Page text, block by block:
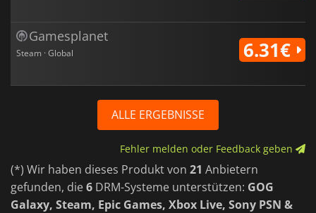
Gamesplanet
Steam · Global 6.31€
ALLE ERGEBNISSE
Fehler melden oder Feedback geben
(*) Wir haben dieses Produkt von 21 Anbietern
gefunden, die6 DRM-Systeme unterstützen: GOG
Galaxy, Steam, Epic Games, Xbox Live, Sony PSN &